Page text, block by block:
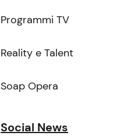
Programmi TV
Reality e Talent
Soap Opera
Social News